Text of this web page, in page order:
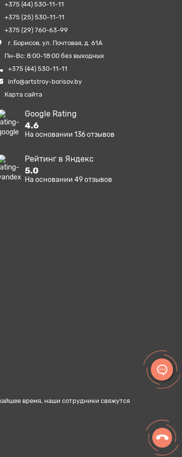
+375 (44) 530-11-11
+375 (25) 530-11-11
+375 (29) 760-63-99
г. Борисов, ул. Почтовая, д. 61А
Пн-Вс: 8:00-18:00 без выходных
+375 (44) 530-11-11
info@artstroy-borisov.by
Карта сайта
Google Rating
4.6
На основании 136отзывов
Рейтинг в Яндекс
5.0
На основании 49отзывов
время, наши сотрудники свяжутся